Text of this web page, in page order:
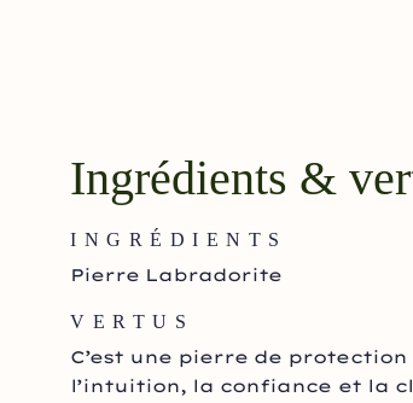
Ingrédients &
INGRÉDIENTS
Pierre Labradorite
VERTUS
C’est une pierre de
l’intuition, la confiance et la